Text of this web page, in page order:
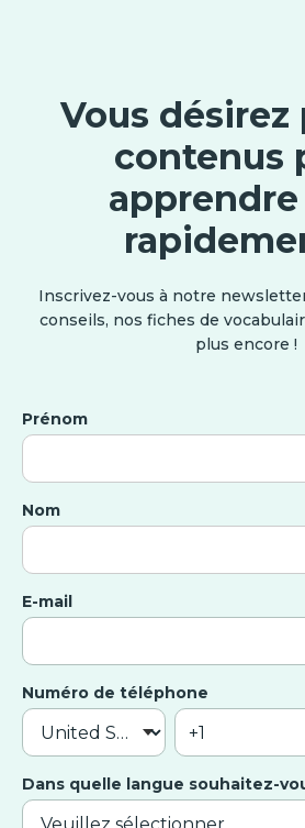
Vous désirez
contenus
Inscrivez-vous à notre
conseils, nos fiches de
plus encore !
Prénom
Nom
E-mail
Numéro de téléphone
Dans quelle langue souhaitez-